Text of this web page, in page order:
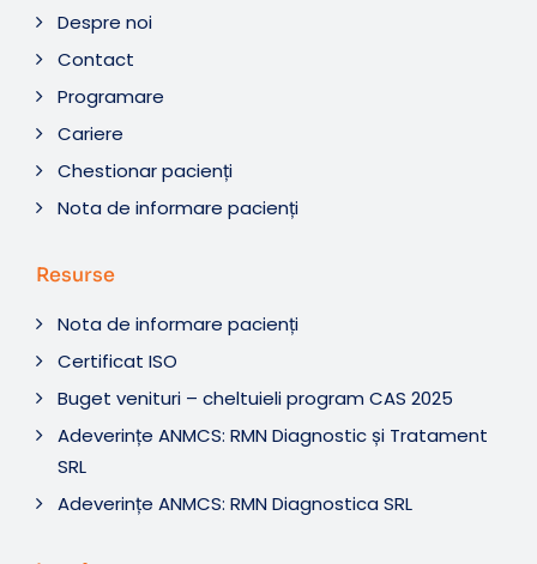
Despre noi
Contact
Programare
Cariere
Chestionar pacienți
Nota de informare pacienți
Resurse
Nota de informare pacienți
Certificat ISO
Buget venituri – cheltuieli program CAS 2025
Adeverințe ANMCS: RMN Diagnostic și Tratament
SRL
Adeverințe ANMCS: RMN Diagnostica SRL